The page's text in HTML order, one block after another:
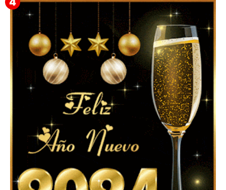
▷ Mejores frases de año Nuevo para Mamá
2024【❤️】